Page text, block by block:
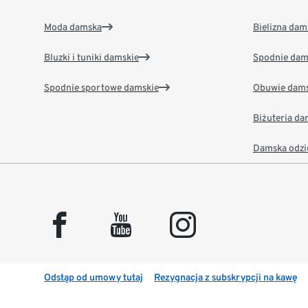
Moda damska
Bluzki i tuniki damskie
Spodnie sportowe damskie
Bielizna
Spodnie
Obuwie
Biżuteria
Damska
facebook youtube instagram
Odstąp od umowy tutaj Rezygnacja z subskrypcji na kawę